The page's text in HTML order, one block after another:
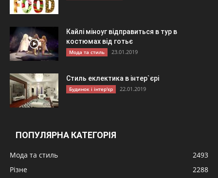
Кайлі міноуг відправиться в тур в
костюмах від готьє
Мода та стиль 23.01.2019
Стиль еклектика в інтер`єрі
Будинок і інтер'єр 22.01.2019
ПОПУЛЯРНА КАТЕГОРІЯ
Мода та стиль
2493
Різне
2288